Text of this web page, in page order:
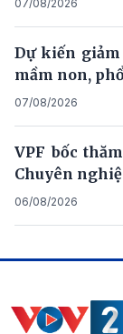
07/08/2026
Dự kiến giảm
mầm non,
07/08/2026
VPF bốc
Chuyên
06/08/2026